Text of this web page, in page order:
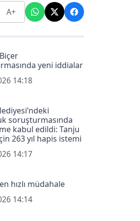
A+
yeni iddialar
14:18
soruşturmasında
kabul edildi: Tanju
263 yıl hapis istemi
14:17
hızlı müdahale
14:14